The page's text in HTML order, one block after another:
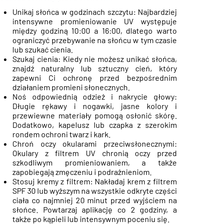
Unikaj słońca w godzinach szczytu: Najbardziej
intensywne promieniowanie UV występuje
między godziną 10:00 a 16:00, dlatego warto
ograniczyć przebywanie na słońcu w tym czasie
lub szukać cienia.
Szukaj cienia: Kiedy nie możesz unikać słońca,
znajdź naturalny lub sztuczny cień, który
zapewni Ci ochronę przed bezpośrednim
działaniem promieni słonecznych.
Noś odpowiednią odzież i nakrycie głowy:
Długie rękawy i nogawki, jasne kolory i
przewiewne materiały pomogą osłonić skórę.
Dodatkowo, kapelusz lub czapka z szerokim
rondem ochroni twarz i kark.
Chroń oczy okularami przeciwsłonecznymi:
Okulary z filtrem UV chronią oczy przed
szkodliwym promieniowaniem, a także
zapobiegają zmęczeniu i podrażnieniom.
Stosuj kremy z filtrem: Nakładaj krem z filtrem
SPF 30 lub wyższym na wszystkie odkryte części
ciała co najmniej 20 minut przed wyjściem na
słońce. Powtarzaj aplikację co 2 godziny, a
także po kąpieli lub intensywnym poceniu się.